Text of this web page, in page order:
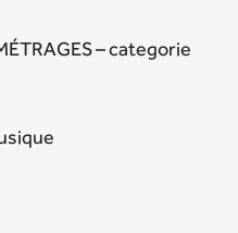
– categorie